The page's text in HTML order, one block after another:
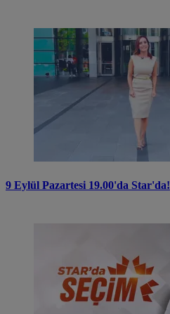
9 Eylül Pazartesi 19.00'da Star'da!